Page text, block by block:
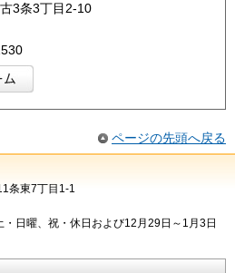
3条3丁目2-10
ページの先頭へ戻る
条東7丁目1-1
日曜、祝・休日および12月29日～1月3日